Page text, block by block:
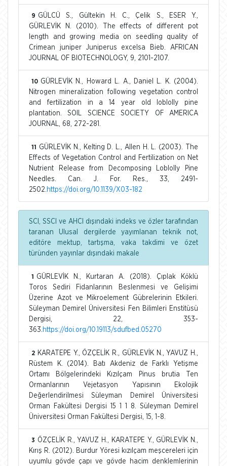
9 GÜLCÜ S., Gültekin H. C., Çelik S., ESER Y.,
GÜRLEVİK N. (2010). The effects of different pot
length and growing media on seedling quality of
Crimean juniper Juniperus excelsa Bieb. AFRICAN
JOURNAL OF BIOTECHNOLOGY, 9, 2101-2107.
10 GÜRLEVİK N., Howard L. A., Daniel L. K. (2004).
Nitrogen mineralization following vegetation control
and fertilization in a 14 year old loblolly pine
plantation. SOIL SCIENCE SOCIETY OF AMERICA
JOURNAL, 68, 272-281.
11
GÜRLEVİK N., Kelting D. L., Allen H. L. (2003). The
Effects of Vegetation Control and Fertilization on Net
Nutrient Release from Decomposing Loblolly Pine
Needles. Can. J. For. Res., 33, 2491-
2502. https://doi.org/10.1139/X03-182
SCI, SSCI ve AHCI dışındaki indeks ve özler tarafından
taranan Ulusal dergilerde yayımlanan teknik not,
editöre mektup, tartışma, vaka takdimi ve özet
türünden yayınlar dışındaki makale
1
GÜRLEVİK N., Kurtaran A. (2018). Çıplak Köklü
Toros Sediri Fidanlarının Beslenmesi ve Gelişimi
Üzerine Azot ve Mikroelement Gübrelerinin Etkileri.
Süleyman Demirel Üniversitesi Fen Bilimleri Enstitüsü
Dergisi, 22, 353-
363. https://doi.org/10.19113/sdufbed.05270
2 KARATEPE Y., ÖZÇELİK R., GÜRLEVİK N., YAVUZ H.,
Rüstem K. (2014). Batı Akdeniz de Farklı Yetişme
Ortamı Bölgelerindeki Kızılçam Pinus brutia Ten
Ormanlarının Vejetasyon Yapısının Ekolojik
Değerlendirilmesi Süleyman Demirel Üniversitesi
Orman Fakültesi Dergisi 15 1 1 8. Süleyman Demirel
Üniversitesi Orman Fakültesi Dergisi, 15, 1-8.
3 ÖZÇELİK R., YAVUZ H., KARATEPE Y., GÜRLEVİK N.,
Kırış R. (2012). Burdur Yöresi kızılçam meşcereleri için
uyumlu gövde çapı ve gövde hacim denklemlerinin